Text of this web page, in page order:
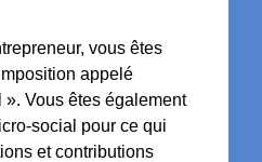
vous êtes
appelé
Vous êtes également
social pour ce qui
et contributions